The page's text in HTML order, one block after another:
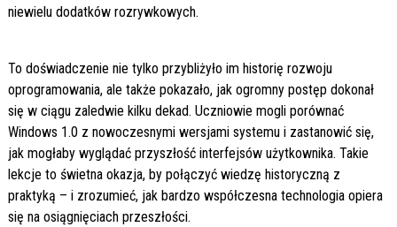
niewielu dodatków rozrywkowych.
To doświadczenie nie tylko przybliżyło im historię rozwoju
oprogramowania, ale także pokazało, jak ogromny postęp dokonał
się w ciągu zaledwie kilku dekad. Uczniowie mogli porównać
Windows 1.0 z nowoczesnymi wersjami systemu i zastanowić się,
jak mogłaby wyglądać przyszłość interfejsów użytkownika. Takie
lekcje to świetna okazja, by połączyć wiedzę historyczną z
praktyką – i zrozumieć, jak bardzo współczesna technologia opiera
się na osiągnięciach przeszłości.